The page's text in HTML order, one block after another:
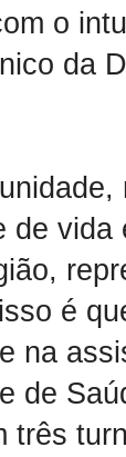
o
da
de
é
na
de
três